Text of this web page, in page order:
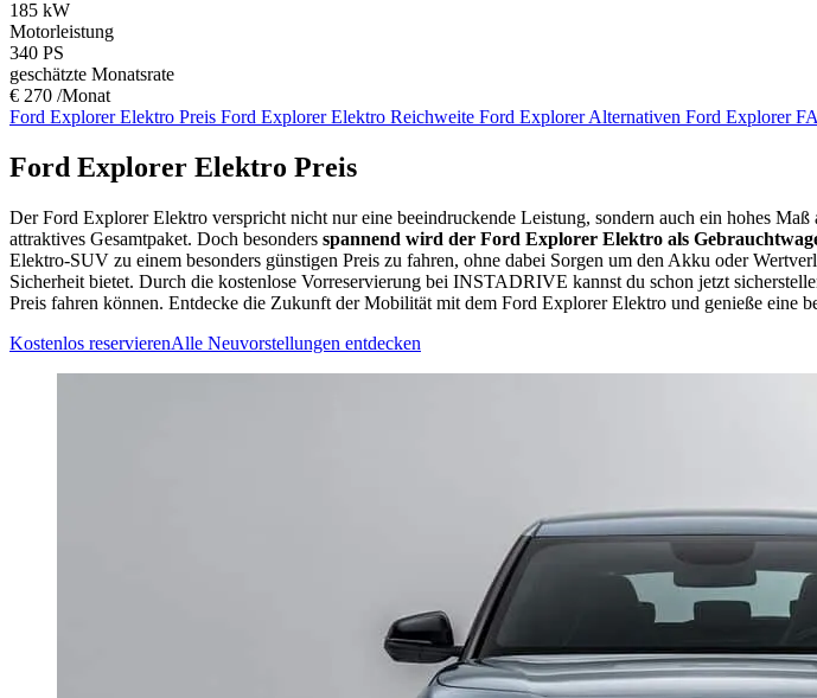
185 kW
Motorleistung
340 PS
geschätzte Monatsrate
€ 270 /Monat
Ford Explorer Elektro Preis Ford Explorer Elektro Reichweite Ford Explorer Alternativen Ford Explorer
Ford Explorer Elektro Preis
Der Ford Explorer Elektro verspricht nicht nur eine beeindruckende Leistung, sondern auch ein hohes
attraktives Gesamtpaket. Doch besonders spannend wird der Ford Explorer Elektro als
Elektro-SUV zu einem besonders günstigen Preis zu fahren, ohne dabei Sorgen um den Akku oder
Sicherheit bietet. Durch die kostenlose Vorreservierung bei INSTADRIVE kannst du schon jetzt
Preis fahren können. Entdecke die Zukunft der Mobilität mit dem Ford Explorer Elektro und genieße eine
Kostenlos reservierenAlle Neuvorstellungen entdecken